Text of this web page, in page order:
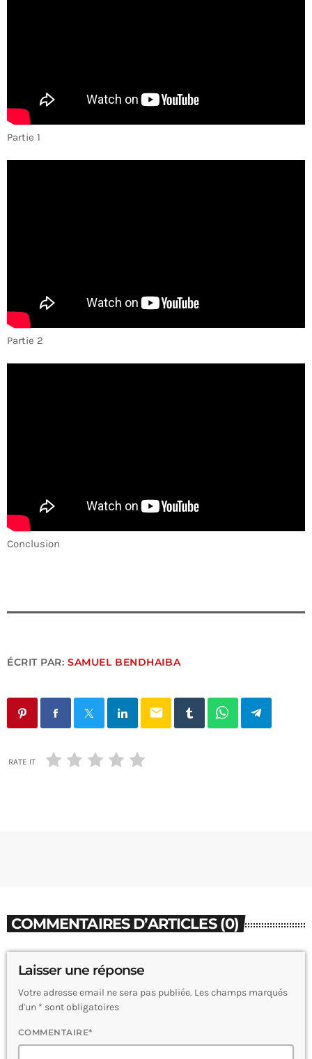
Partie 1
Partie 2
Conclusion
ÉCRIT PAR:SAMUEL BENDHAIBA
email
RATE IT
COMMENTAIRES D’ARTICLES (0)
Laisser une réponse
Votre adresse email ne sera pas publiée. Les champs marqués
d'un * sont obligatoires
COMMENTAIRE*